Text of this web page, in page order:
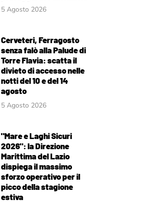
5 Agosto 2026
Cerveteri, Ferragosto
senza falò alla Palude di
Torre Flavia: scatta il
divieto di accesso nelle
notti del 10 e del 14
agosto
5 Agosto 2026
"Mare e Laghi Sicuri
2026": la Direzione
Marittima del Lazio
dispiega il massimo
sforzo operativo per il
picco della stagione
estiva